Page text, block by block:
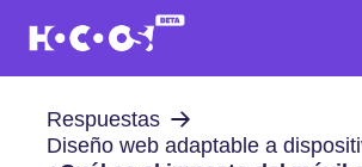
Respuestas
Diseño web adaptable a